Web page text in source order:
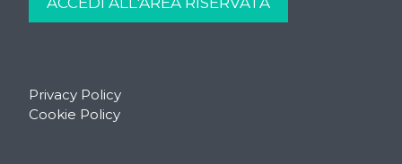
Privacy Policy
Cookie Policy